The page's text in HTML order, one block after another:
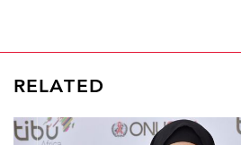
RELATED